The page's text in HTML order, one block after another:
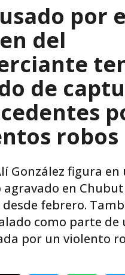
por
del
de
robos
González figura en
en Chubut
desde febrero.
como parte de
por un violento